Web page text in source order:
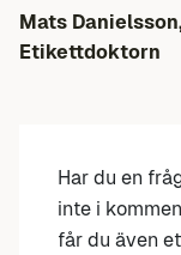
Mats
Etikettdoktorn
Har du en
inte i
får du även